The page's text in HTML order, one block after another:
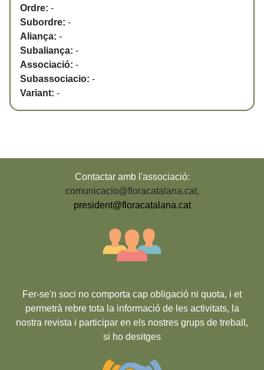
Ordre: -
Subordre: -
Aliança: -
Subaliança: -
Associació: -
Subassociacio: -
Variant: -
Contactar amb l'associació:
comunicacio@floracatalana.cat,
president@floracatalana.cat
Fer-se'n soci no comporta cap obligació ni quota, i et
permetrà rebre tota la informació de les activitats, la
nostra revista i participar en els nostres grups de treball,
si ho desitges